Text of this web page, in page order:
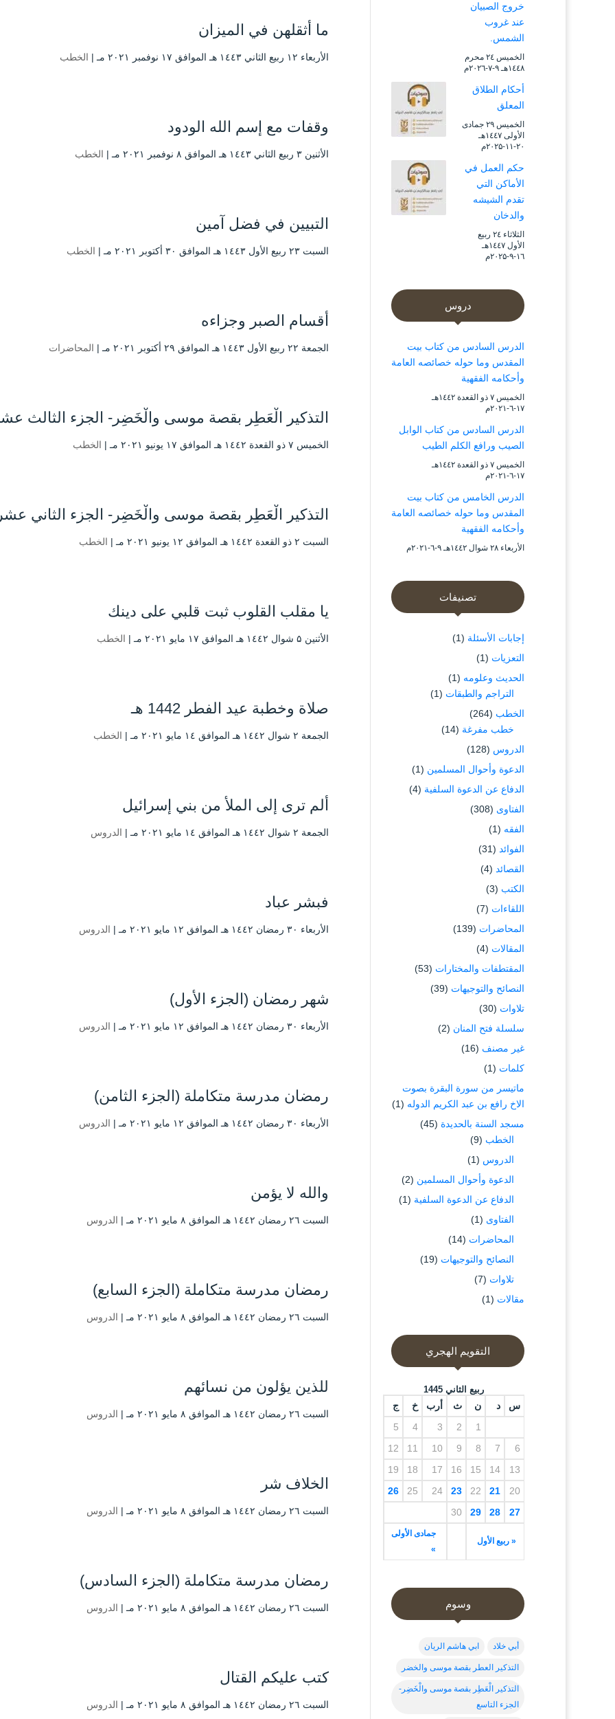
ما أثقلهن في الميزان
الأربعاء ۱۲ ربيع الثاني ۱٤٤۳ هـ الموافق ۱۷ نوفمبر ۲۰۲۱ مـ | الخطب
وقفات مع إسم الله الودود
الأثنين ۳ ربيع الثاني ۱٤٤۳ هـ الموافق ۸ نوفمبر ۲۰۲۱ مـ | الخطب
التبيين في فضل آمين
السبت ۲۳ ربيع الأول ۱٤٤۳ هـ الموافق ۳۰ أكتوبر ۲۰۲۱ مـ | الخطب
أقسام الصبر وجزاءه
الجمعة ۲۲ ربيع الأول ۱٤٤۳ هـ الموافق ۲۹ أكتوبر ۲۰۲۱ مـ | المحاضرات
التذكير الْعَطِر بقصة موسى والْخَضِر- الجزء الثالث
الخميس ۷ ذو القعدة ۱٤٤۲ هـ الموافق ۱۷ يونيو ۲۰۲۱ مـ | الخطب
التذكير الْعَطِر بقصة موسى والْخَضِر- الجزء الثاني
السبت ۲ ذو القعدة ۱٤٤۲ هـ الموافق ۱۲ يونيو ۲۰۲۱ مـ | الخطب
يا مقلب القلوب ثبت قلبي على دينك
الأثنين ۵ شوال ۱٤٤۲ هـ الموافق ۱۷ مايو ۲۰۲۱ مـ | الخطب
صلاة وخطبة عيد الفطر 1442 هـ
الجمعة ۲ شوال ۱٤٤۲ هـ الموافق ۱٤ مايو ۲۰۲۱ مـ | الخطب
ألم ترى إلى الملأ من بني إسرائيل
الجمعة ۲ شوال ۱٤٤۲ هـ الموافق ۱٤ مايو ۲۰۲۱ مـ | الدروس
فبشر عباد
الأربعاء ۳۰ رمضان ۱٤٤۲ هـ الموافق ۱۲ مايو ۲۰۲۱ مـ | الدروس
شهر رمضان (الجزء الأول)
الأربعاء ۳۰ رمضان ۱٤٤۲ هـ الموافق ۱۲ مايو ۲۰۲۱ مـ | الدروس
رمضان مدرسة متكاملة (الجزء الثامن)
الأربعاء ۳۰ رمضان ۱٤٤۲ هـ الموافق ۱۲ مايو ۲۰۲۱ مـ | الدروس
والله لا يؤمن
السبت ۲٦ رمضان ۱٤٤۲ هـ الموافق ۸ مايو ۲۰۲۱ مـ | الدروس
رمضان مدرسة متكاملة (الجزء السابع)
السبت ۲٦ رمضان ۱٤٤۲ هـ الموافق ۸ مايو ۲۰۲۱ مـ | الدروس
للذين يؤلون من نسائهم
السبت ۲٦ رمضان ۱٤٤۲ هـ الموافق ۸ مايو ۲۰۲۱ مـ | الدروس
الخلاف شر
السبت ۲٦ رمضان ۱٤٤۲ هـ الموافق ۸ مايو ۲۰۲۱ مـ | الدروس
رمضان مدرسة متكاملة (الجزء السادس)
السبت ۲٦ رمضان ۱٤٤۲ هـ الموافق ۸ مايو ۲۰۲۱ مـ | الدروس
كتب عليكم القتال
السبت ۲٦ رمضان ۱٤٤۲ هـ الموافق ۸ مايو ۲۰۲۱ مـ | الدروس
خروج الصبيان
عند غروب
الشمس.
الخميس ۲٤ محرم
۱٤٤۸هـ ۹-۷-۲۰۲٦م
أحكام الطلاق
المعلق
الخميس ۲۹ جمادى
الأولى ۱٤٤۷هـ
۲۰-۱۱-۲۰۲۵م
حكم العمل في
الأماكن التي
تقدم الشيشه
والدخان
الثلاثاء ۲٤ ربيع
الأول ۱٤٤۷هـ
۱٦-۹-۲۰۲۵م
دروس
الدرس السادس من كتاب بيت
المقدس وما حوله خصائصه العامة
وأحكامه الفقهية
الخميس ۷ ذو القعدة ۱٤٤۲هـ
۱۷-٦-۲۰۲۱م
الدرس السادس من كتاب الوابل
الصيب ورافع الكلم الطيب
الخميس ۷ ذو القعدة ۱٤٤۲هـ
۱۷-٦-۲۰۲۱م
الدرس الخامس من كتاب بيت
المقدس وما حوله خصائصه العامة
وأحكامه الفقهية
الأربعاء ۲۸ شوال ۱٤٤۲هـ ۹-٦-۲۰۲۱م
تصنيفات
إجابات الأسئلة (1)
التعزيات (1)
الحديث وعلومه (1)
التراجم والطبقات (1)
الخطب (264)
خطب مفرغة (14)
الدروس (128)
الدعوة وأحوال المسلمين (1)
الدفاع عن الدعوة السلفية (4)
الفتاوى (308)
الفقه (1)
الفوائد (31)
القصائد (4)
الكتب (3)
اللقاءات (7)
المحاضرات (139)
المقالات (4)
المقتطفات والمختارات (53)
النصائح والتوجيهات (39)
تلاوات (30)
سلسلة فتح المنان (2)
غير مصنف (16)
كلمات (1)
ماتيسر من سورة البقرة بصوت
الاخ رافع بن عبد الكريم الدوله (1)
مسجد السنة بالحديدة (45)
الخطب (9)
الدروس (1)
الدعوة وأحوال المسلمين (2)
الدفاع عن الدعوة السلفية (1)
الفتاوى (1)
المحاضرات (14)
النصائح والتوجيهات (19)
تلاوات (7)
مقالات (1)
التقويم الهجري
ربيع الثاني 1445
س د ن ث أرب خ ج
« ربيع الأول
جمادى الأولى
»
1
2
3
4
5
6
7
8
9
10
11
12
13
14
15
16
17
18
19
20
21
22
23
24
25
26
27
28
29
30
وسوم
أبي خلاد ابي هاشم الريان
التذكير العطر بقصة موسى والخضر
التذكير الْعَطِر بقصة موسى والْخَضِر-
الجزء التاسع